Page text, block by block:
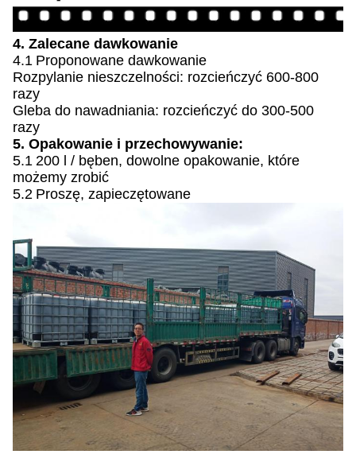
4. Zalecane dawkowanie
4.1 Proponowane dawkowanie
Rozpylanie nieszczelności: rozcieńczyć 600-800
razy
Gleba do nawadniania: rozcieńczyć do 300-500
razy
5. Opakowanie i przechowywanie:
5.1 200 l / bęben, dowolne opakowanie, które
możemy zrobić
5.2 Proszę, zapieczętowane